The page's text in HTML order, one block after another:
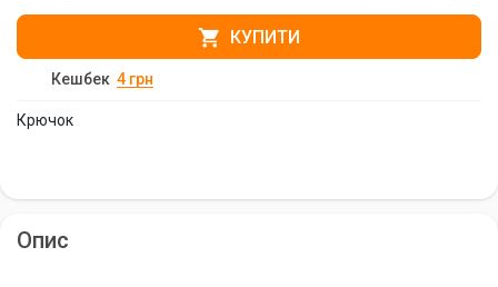
Крючок
КУПИТИ
Кешбек 4 грн
Опис